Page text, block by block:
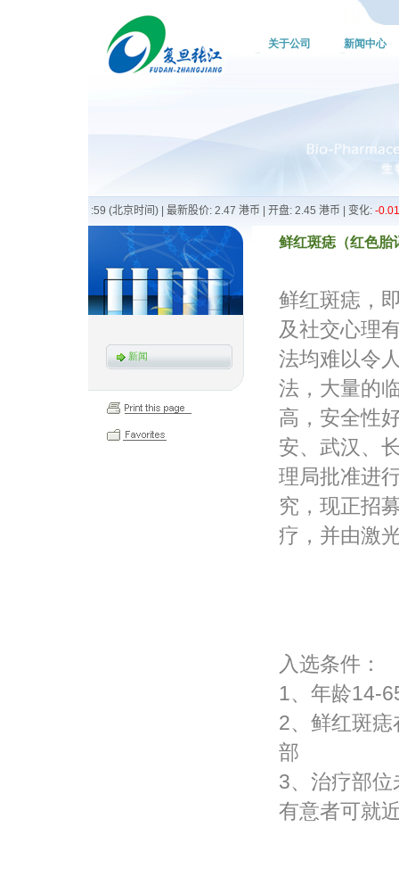
关于公司 新闻中心
新闻
鲜红斑痣（红色
鲜红斑痣，
及社交心理
法均难以令
法，大量的
高，安全性
安、武汉、
理局批准进
究，现正招
疗，并由激
入选条件：
1、年龄14-
2、鲜红斑
部
3、治疗部
有意者可就